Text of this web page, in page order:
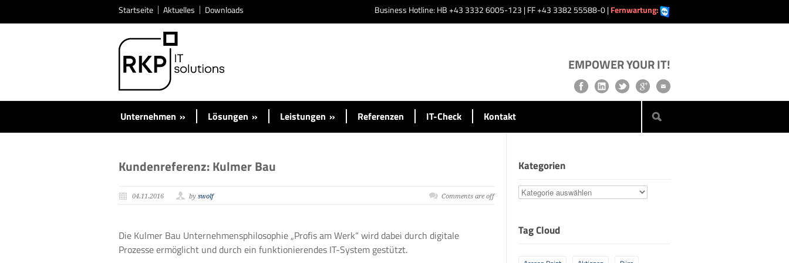
Startseite Aktuelles Downloads Business Hotline: HB +43 3332 6005-123 | FF +43 3382 55588-0 |Fernwartung:
EMPOWER YOUR IT!
Unternehmen » Lösungen » Leistungen » Referenzen IT-Check Kontakt
Kundenreferenz: Kulmer Bau
04.11.2016 by swolf Comments are off
Die Kulmer Bau Unternehmensphilosophie „Profis am Werk“ wird dabei durch digitale
Prozesse ermöglicht und durch ein funktionierendes IT-System gestützt.
Kategorien
Kategorien
Tag Cloud